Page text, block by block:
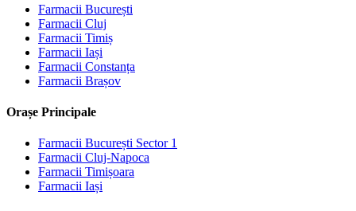
Farmacii București
Farmacii Cluj
Farmacii Timiș
Farmacii Iași
Farmacii Constanța
Farmacii Brașov
Orașe Principale
Farmacii București Sector 1
Farmacii Cluj-Napoca
Farmacii Timișoara
Farmacii Iași